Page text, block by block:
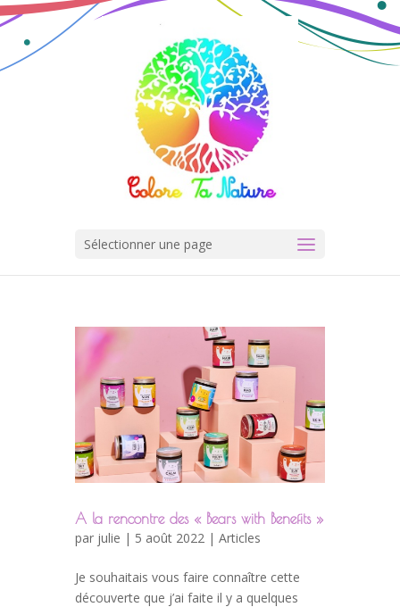
Sélectionner une page
A la rencontre des « Bears with Benefits »
par julie | 5 août 2022 | Articles
Je souhaitais vous faire connaître cette
découverte que j’ai faite il y a quelques